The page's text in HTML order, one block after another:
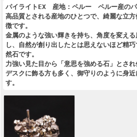
パイライトEX 産地：ペルー ペルー産のパ
高品質とされる産地のひとつで、綺麗な立
徴です。
金属のような強い輝きを持ち、角度を変え
し、自然が創り出したとは思えないほど精
然石です。
力強い見た目から「意思を強める石」とさ
デスクに飾る方も多く、御守りのように身
す。